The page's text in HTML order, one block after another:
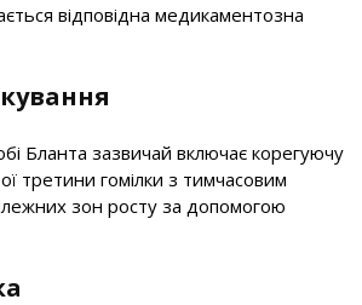
відповідна медикаментозна
Бланта зазвичай включає корегуючу
третини гомілки з тимчасовим
зон росту за допомогою